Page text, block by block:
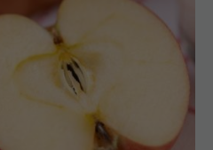
ștergi ridurile: 4 efecte